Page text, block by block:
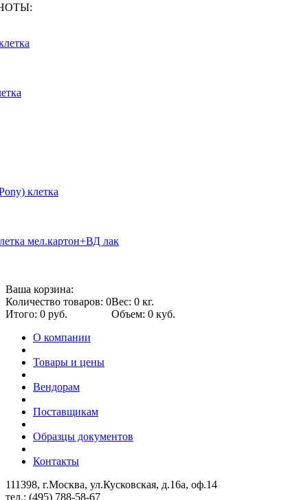
клетка
мел.картон+ВД лак
Ваша корзина:
Количество товаров: 0Вес: 0 кг.
Итого: 0 руб.
Объем: 0 куб.
О компании
Товары и цены
Вендорам
Поставщикам
Образцы документов
Контакты
111398, г.Москва, ул.Кусковская, д.16а, оф.14
тел.: (495) 788-58-67